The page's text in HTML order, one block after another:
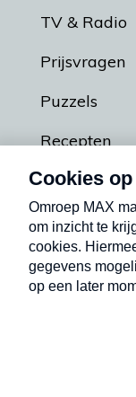
TV & Radio
Prijsvragen
Puzzels
Recepten
Podcasts